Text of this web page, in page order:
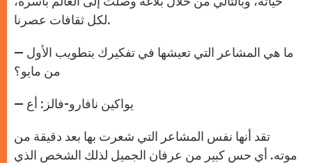
لكل ثقافات عصرنا.
— ما هي المشاعر التي تعيشها في تفكيرك بتطويب الأول
من مايو؟
— يواكين نافارو-فالز: أع
تقد أنها نفس المشاعر التي شعرت بها بعد دقيقة من
موته. أي حس كبير من عرفان الجميل لذلك الشخص الذي